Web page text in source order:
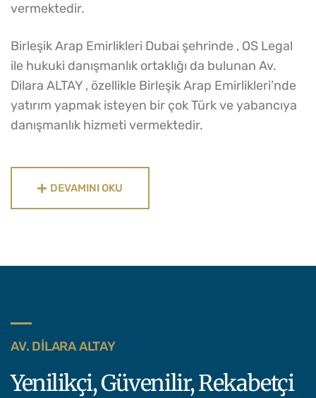
vermektedir.
Birleşik Arap Emirlikleri Dubai şehrinde , OS Legal
ile hukuki danışmanlık ortaklığı da bulunan Av.
Dilara ALTAY , özellikle Birleşik Arap Emirlikleri’nde
yatırım yapmak isteyen bir çok Türk ve yabancıya
danışmanlık hizmeti vermektedir.
DEVAMINI OKU
AV. DILARA ALTAY
Yenilikçi, Güvenilir, Rekabetçi